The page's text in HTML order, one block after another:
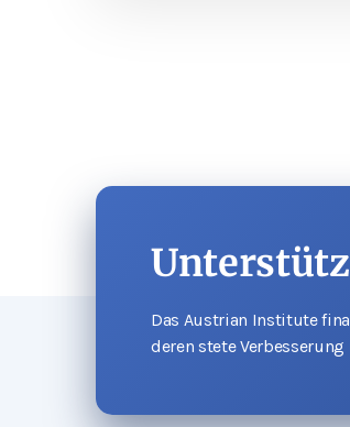
Das Austrian Institute
deren stete